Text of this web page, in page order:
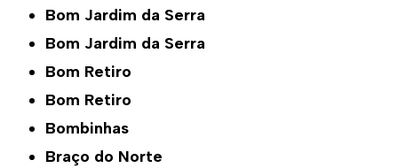
Bom Jardim da Serra
Bom Jardim da Serra
Bom Retiro
Bom Retiro
Bombinhas
Braço do Norte